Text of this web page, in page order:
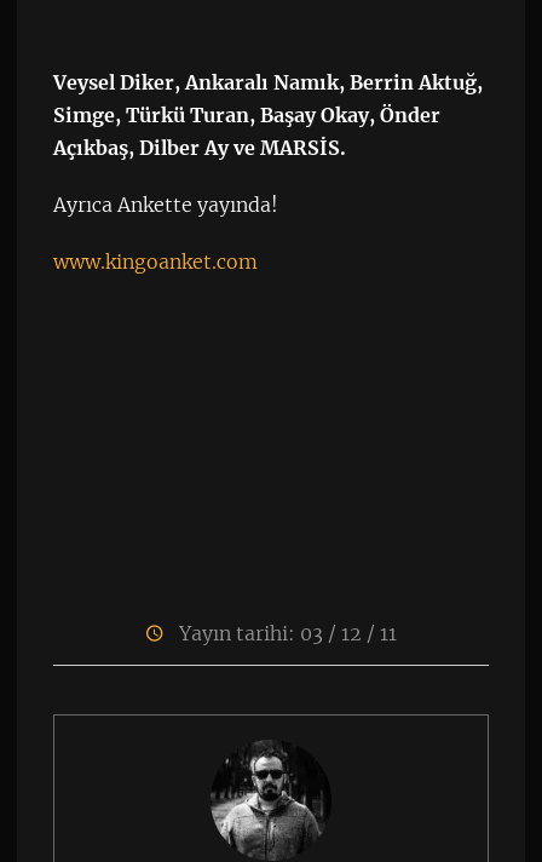
Veysel Diker, Ankaralı Namık, Berrin Aktuğ,
Simge, Türkü Turan, Başay Okay, Önder
Açıkbaş, Dilber Ay ve MARSİS.
Ayrıca Ankette yayında!
www.kingoanket.com
Yayın tarihi: 03 / 12 / 11